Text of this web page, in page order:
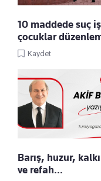
10 maddede suç
çocuklar
Kaydet
Barış, huzur,
ve refah…